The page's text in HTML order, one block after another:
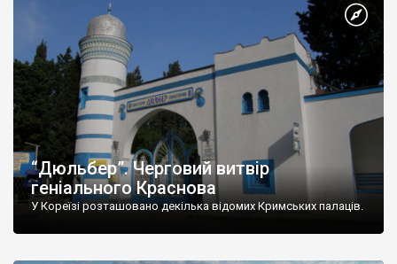
“Дюльбер”. Черговий витвір
геніального Краснова
У Кореїзі розташовано декілька відомих Кримських палаців.